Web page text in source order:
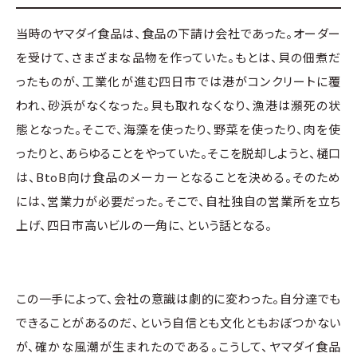
当時のヤマダイ食品は、食品の下請け会社であった。オーダー
を受けて、さまざまな品物を作っていた。もとは、貝の佃煮だ
ったものが、工業化が進む四日市では港がコンクリートに覆
われ、砂浜がなくなった。貝も取れなくなり、漁港は瀕死の状
態となった。そこで、海藻を使ったり、野菜を使ったり、肉を使
ったりと、あらゆることをやっていた。そこを脱却しようと、樋口
は、BtoB向け食品のメーカーとなることを決める。そのため
には、営業力が必要だった。そこで、自社独自の営業所を立ち
上げ、四日市高いビルの一角に、という話となる。
この一手によって、会社の意識は劇的に変わった。自分達でも
できることがあるのだ、という自信とも文化ともおぼつかない
が、確かな風潮が生まれたのである。こうして、ヤマダイ食品